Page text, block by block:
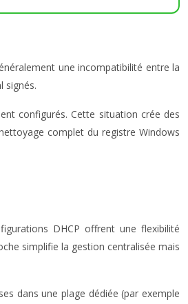
une incompatibilité entre la
signés.
configurés. Cette situation crée des
complet du registre Windows
DHCP offrent une flexibilité
simplifie la gestion centralisée mais
dans une plage dédiée (par exemple